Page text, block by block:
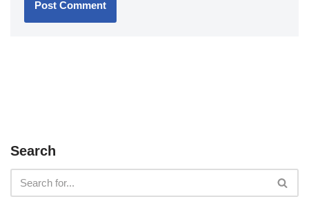
Search